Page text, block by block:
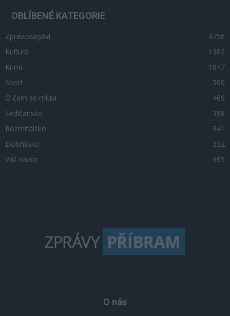
OBLÍBENÉ KATEGORIE
Zpravodajství
4756
Kultura
1302
Krimi
1047
Sport
500
O čem se mluví
469
Sedlčansko
398
Rožmitálsko
341
Dobříšsko
332
Váš názor
305
O nás